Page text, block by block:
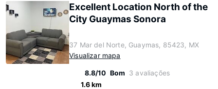
Excellent Location North of the
City Guaymas Sonora
37 Mar del Norte, Guaymas, 85423, MX
Visualizar mapa
8.8/10 Bom 3 avaliações
1.6 km